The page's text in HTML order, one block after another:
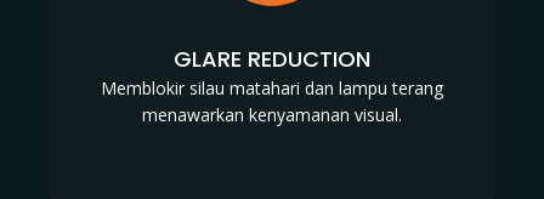
GLARE REDUCTION
Memblokir silau matahari dan lampu terang
menawarkan kenyamanan visual.